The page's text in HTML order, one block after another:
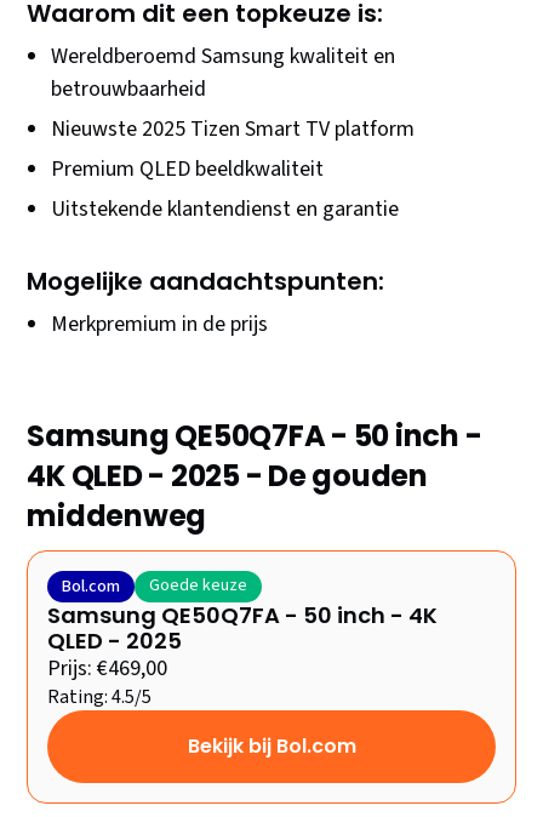
Waarom dit een topkeuze is:
Wereldberoemd Samsung kwaliteit en
betrouwbaarheid
Nieuwste 2025 Tizen Smart TV platform
Premium QLED beeldkwaliteit
Uitstekende klantendienst en garantie
Mogelijke aandachtspunten:
Merkpremium in de prijs
Samsung QE50Q7FA - 50 inch -
4K QLED - 2025 - De gouden
middenweg
Bol.com Goede keuze
Samsung QE50Q7FA - 50 inch - 4K
QLED - 2025
Prijs: €469,00
Rating: 4.5/5
Bekijk bij Bol.com